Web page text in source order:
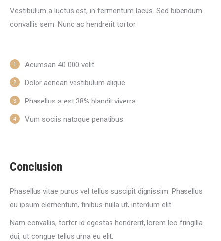
Vestibulum a luctus est, in fermentum lacus. Sed bibendum
convallis sem. Nunc ac hendrerit tortor.
Acumsan 40 000 velit
Dolor aenean vestibulum alique
Phasellus a est 38% blandit viverra
Vum sociis natoque penatibus
Conclusion
Phasellus vitae purus vel tellus suscipit dignissim. Phasellus
eu ipsum elementum, finibus nulla ut, interdum elit.
Nam convallis, tortor id egestas hendrerit, lorem leo fringilla
dui, ut congue tellus urna eu elit.